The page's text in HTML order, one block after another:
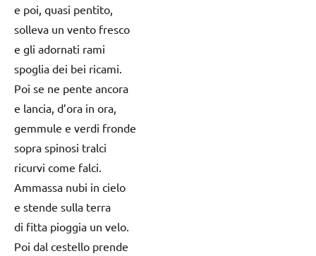
e poi, quasi pentito,
solleva un vento fresco
e gli adornati rami
spoglia dei bei ricami.
Poi se ne pente ancora
e lancia, d’ora in ora,
gemmule e verdi fronde
sopra spinosi tralci
ricurvi come falci.
Ammassa nubi in cielo
e stende sulla terra
di fitta pioggia un velo.
Poi dal cestello prende